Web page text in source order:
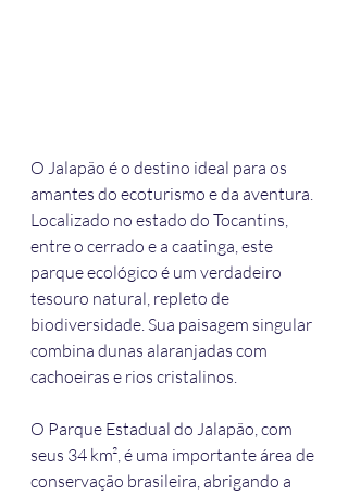
O Jalapão é o destino ideal para os
amantes do ecoturismo e da aventura.
Localizado no estado do Tocantins,
entre o cerrado e a caatinga, este
parque ecológico é um verdadeiro
tesouro natural, repleto de
biodiversidade. Sua paisagem singular
combina dunas alaranjadas com
cachoeiras e rios cristalinos.
O Parque Estadual do Jalapão, com
seus 34 km², é uma importante área de
conservação brasileira, abrigando a